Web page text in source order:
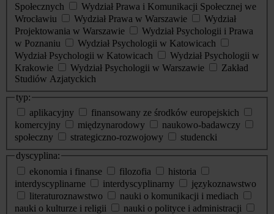
Społecznych
Wydział Prawa i Komunikacji Społecznej we
Wrocławiu
Wydział Prawa w Warszawie
Wydział
Projektowania w Warszawie
Wydział Psychologii i Prawa
w Poznaniu
Wydział Psychologii w Katowicach
Wydział Psychologii w Katowicach
Wydział Psychologii w
Krakowie
Wydział Psychologii w Warszawie
Zakład
Studiów Azjatyckich
typ:
aplikacyjny
finansowany ze środków europejskich
komercyjny
międzynarodowy
naukowo-badawczy
społeczny
strategiczno-rozwojowy
studencki
dyscyplina:
ekonomia i finanse
filozofia
historia
interdyscyplinarne
interdyscyplinarny
językoznawstwo
literaturoznawstwo
nauki o komunikacji i mediach
nauki o kulturze i religii
nauki o polityce i administracji